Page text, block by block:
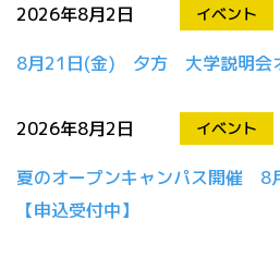
2026年8月2日 イベント
8月21日(金) 夕方 大学説明会
2026年8月2日 イベント
夏のオープンキャンパス開催 8
【申込受付中】